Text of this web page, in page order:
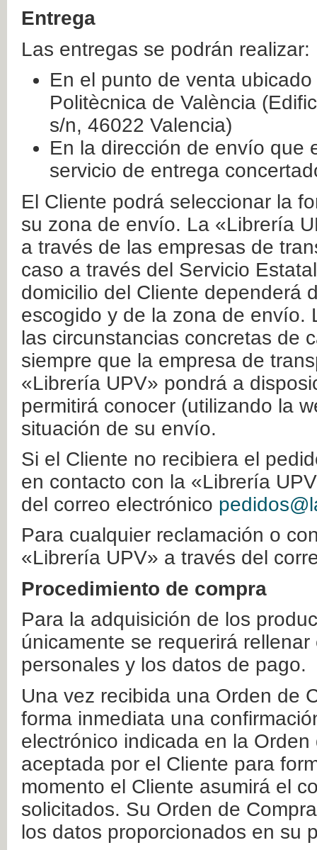
Entrega
Las entregas se podrán realizar:
En el punto de venta
Politècnica de València
s/n, 46022 Valencia)
En la dirección de envío que
servicio de entrega
El Cliente podrá seleccionar la
su zona de envío. La «Librería
a través de las empresas de
caso a través del Servicio
domicilio del Cliente dependerá
escogido y de la zona de envío.
las circunstancias concretas de
siempre que la empresa de
«Librería UPV» pondrá a
permitirá conocer (utilizando la
situación de su envío.
Si el Cliente no recibiera el
en contacto con la «Librería
del correo electrónico
Para cualquier reclamación o
«Librería UPV» a través del
Procedimiento de compra
Para la adquisición de los
únicamente se requerirá
personales y los datos de pago.
Una vez recibida una Orden de
forma inmediata una
electrónico indicada en la
aceptada por el Cliente para
momento el Cliente asumirá el
solicitados. Su Orden de
los datos proporcionados en su